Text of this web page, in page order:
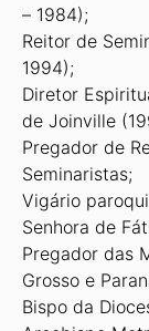
– 1984);
Reitor de
1994);
Diretor
de Joinville
Pregador de
Seminaristas;
Vigário
Senhora de
Pregador das
Grosso e
Bispo da